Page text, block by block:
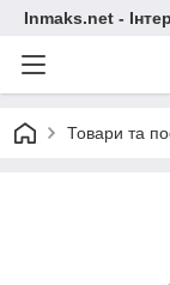
Inmaks.net -
Товари та